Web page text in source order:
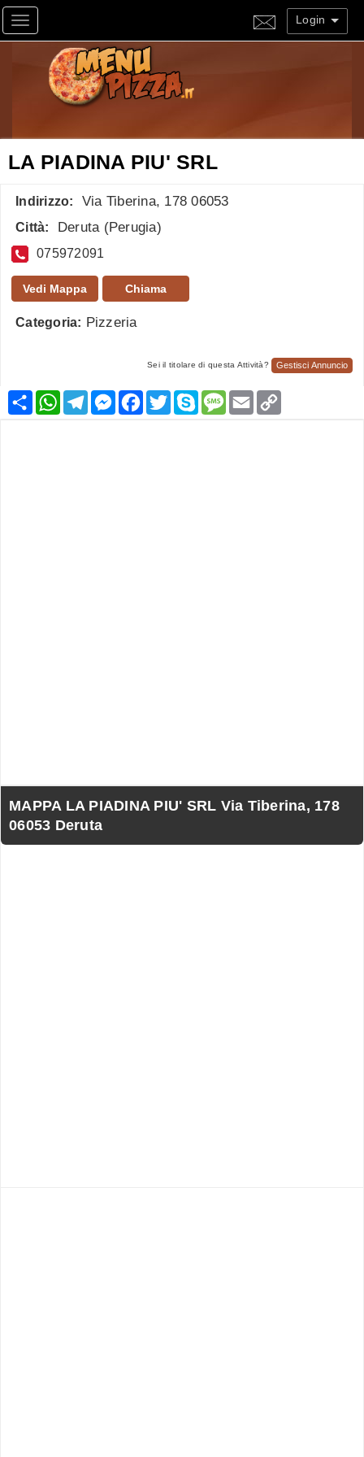
Toggle navigation Login
LA PIADINA PIU' SRL
Indirizzo: Via Tiberina, 178 06053
Città: Deruta (Perugia)
075972091
Vedi Mappa Chiama
Categoria: Pizzeria
Sei il titolare di questa Attività? Gestisci Annuncio
CondividiWhatsApp
TelegramMessenger
Facebook
TwitterSkypeMessage
Email
MAPPA LA PIADINA PIU' SRL Via Tiberina, 178
06053 Deruta